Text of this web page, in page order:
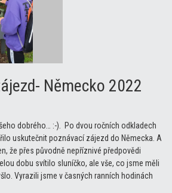
Německo 2022
dobrého… :-). Po dvou ročních odkladech
uskutečnit poznávací zájezd do Německa. A
že přes původně nepříznivé předpovědi
dobu svítilo sluníčko, ale vše, co jsme měli
Vyrazili jsme v časných ranních hodinách